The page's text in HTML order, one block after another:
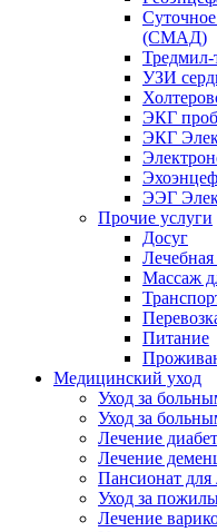
(СМАД)
Тредмил-
УЗИ
ЭКГ
ЭКГ
ЭЭГ
Прочие услуги
Досуг
Лечебная
Массаж
Питание
Медицинский уход
Уход за
Уход за
Лечение
Лечение
Пансионат
Уход за
Лечение